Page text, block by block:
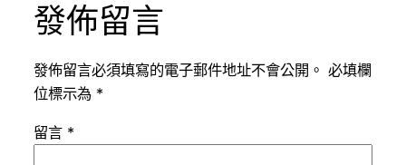
發佈留言
發佈留言必須填寫的電子郵件地址不會公開。 必填欄
位標示為 *
留言 *